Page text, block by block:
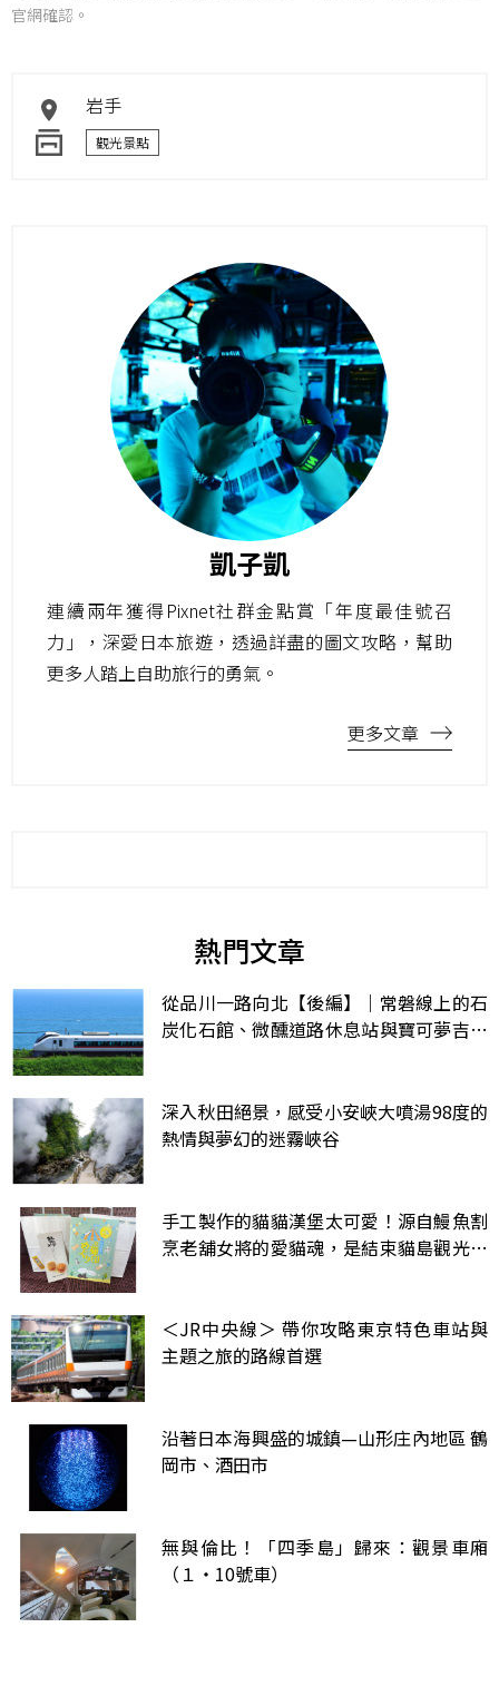
官網確認。
岩手
觀光景點
凱子凱
連續兩年獲得Pixnet社群金點賞「年度最佳號召
力」，深愛日本旅遊，透過詳盡的圖文攻略，幫助
更多人踏上自助旅行的勇氣。
更多文章
熱門文章
從品川一路向北【後編】｜常磐線上的石
炭化石館、微醺道路休息站與寶可夢吉利
深入秋田絕景，感受小安峽大噴湯98度的
熱情與夢幻的迷霧峽谷
手工製作的貓貓漢堡太可愛！源自鰻魚割
烹老舖女將的愛貓魂，是結束貓島觀光之
＜JR中央線＞ 帶你攻略東京特色車站與
主題之旅的路線首選
沿著日本海興盛的城鎮—山形庄內地區 鶴
岡市、酒田市
無與倫比！「四季島」歸來：觀景車廂
（１・10號車）